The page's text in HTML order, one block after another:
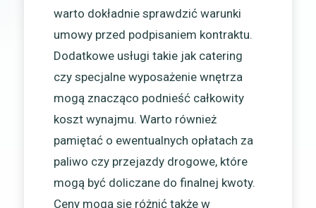
warto dokładnie sprawdzić warunki
umowy przed podpisaniem kontraktu.
Dodatkowe usługi takie jak catering
czy specjalne wyposażenie wnętrza
mogą znacząco podnieść całkowity
koszt wynajmu. Warto również
pamiętać o ewentualnych opłatach za
paliwo czy przejazdy drogowe, które
mogą być doliczane do finalnej kwoty.
Ceny mogą się różnić także w